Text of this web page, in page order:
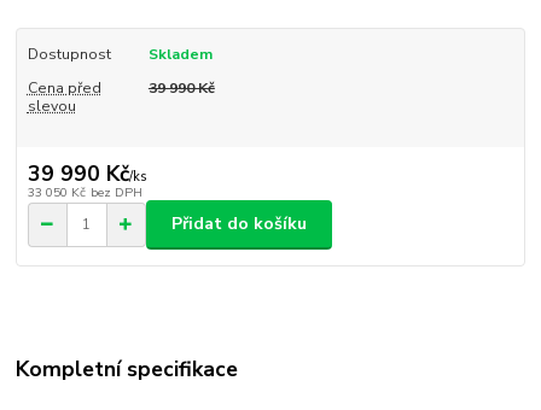
Dostupnost
Skladem
Cena před
slevou
39 990 Kč
39 990 Kč/ks
33 050 Kč bez DPH
Přidat do košíku
Kompletní specifikace